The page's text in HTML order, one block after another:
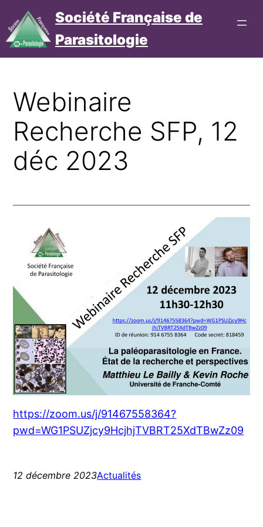
au
contenu
Société Française de
Parasitologie
Connexion
Webinaire
Recherche SFP, 12
déc 2023
https://zoom.us/j/91467558364?
pwd=WG1PSUZjcy9HcjhjTVBRT25XdTBwZz09
12 décembre 2023Actualités